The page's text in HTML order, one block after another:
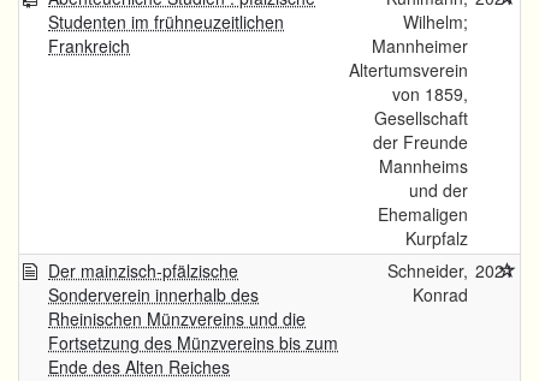
Studenten im frühneuzeitlichen
Frankreich
Wilhelm;
Mannheimer
Altertumsverein
von 1859,
Gesellschaft
der Freunde
Mannheims
und der
Ehemaligen
Kurpfalz
Der mainzisch-pfälzische
Sonderverein innerhalb des
Rheinischen Münzvereins und die
Fortsetzung des Münzvereins bis zum
Ende des Alten Reiches
Schneider,
Konrad
2021